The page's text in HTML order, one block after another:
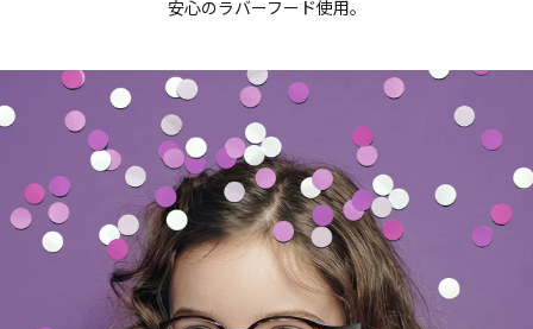
安心のラバーフード使用。